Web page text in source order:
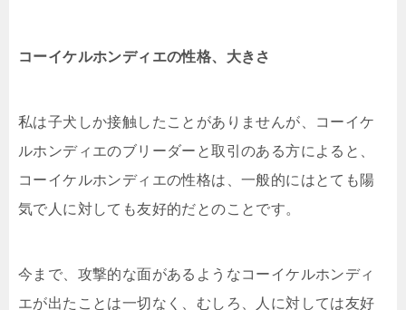
コーイケルホンディエの性格、大きさ
私は子犬しか接触したことがありませんが、コーイケ
ルホンディエのブリーダーと取引のある方によると、
コーイケルホンディエの性格は、一般的にはとても陽
気で人に対しても友好的だとのことです。
今まで、攻撃的な面があるようなコーイケルホンディ
エが出たことは一切なく、むしろ、人に対しては友好